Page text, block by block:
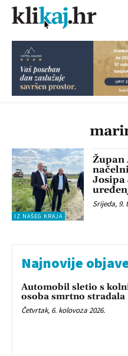
IZ NAŠEG KRAJA
Župan
Josipa
Srijeda, 9.
Najnovije
Automobil sletio s
osoba smrtno stradala
Četvrtak, 6. kolovoza 2026.